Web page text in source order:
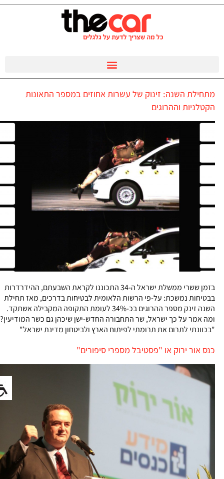
מתחילת השנה: זינוק של עשרות אחוזים במספר התאונות
הקטלניות וההרוגים
בזמן ששרי ממשלת ישראל ה-34 התכוננו לקראת השבעתם, ההידרדרות
בבטיחות נמשכת: על-פי הרשות הלאומית לבטיחות בדרכים, מאז תחילת
השנה זינק מספר ההרוגים בכ-34% לעומת התקופה המקבילה אשתקד.
ומה אמר על כך ישראל, שר התחבורה החדש-ישן שיכהן גם כשר המודיעין?
"בכוונתי לתרום את תרומתי לפיתוח הארץ ולביטחון מדינת ישראל"
כנס אור ירוק או "פסטיבל מספרי סיפורים"